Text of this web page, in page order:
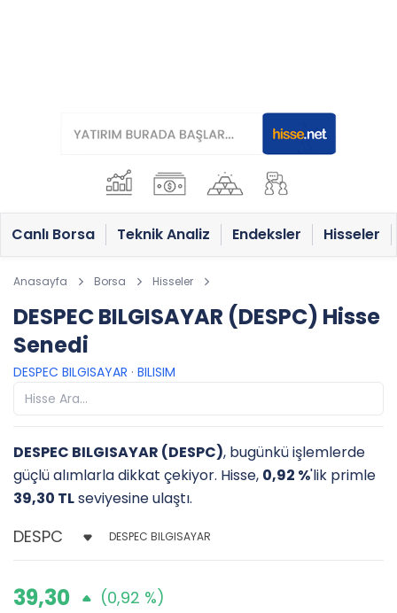
Canlı Borsa Teknik Analiz Endeksler Hisseler
Anasayfa Borsa Hisseler
DESPEC BILGISAYAR (DESPC) Hisse
Senedi
DESPEC BILGISAYAR · BILISIM
DESPEC BILGISAYAR (DESPC), bugünkü işlemlerde
güçlü alımlarla dikkat çekiyor. Hisse, 0,92 %'lik primle
39,30 TLseviyesine ulaştı.
DESPEC BILGISAYAR
39,30 (0,92 %)